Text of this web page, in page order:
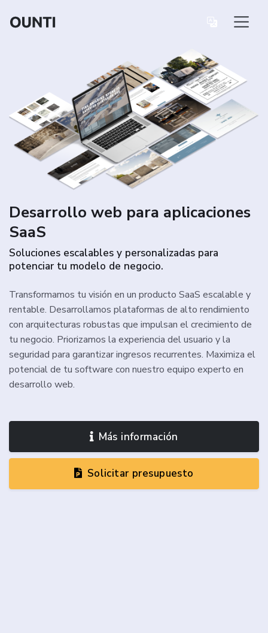
Desarrollo web para aplicaciones
SaaS
Soluciones escalables y personalizadas para
potenciar tu modelo de negocio.
Transformamos tu visión en un producto SaaS escalable y
rentable. Desarrollamos plataformas de alto rendimiento
con arquitecturas robustas que impulsan el crecimiento de
tu negocio. Priorizamos la experiencia del usuario y la
seguridad para garantizar ingresos recurrentes. Maximiza el
potencial de tu software con nuestro equipo experto en
desarrollo web.
Más información
Solicitar presupuesto